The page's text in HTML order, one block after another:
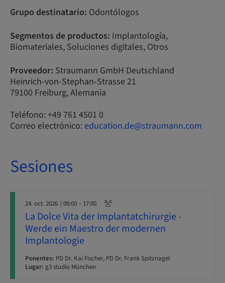
Grupo destinatario: Odontólogos
Segmentos de productos: Implantología,
Biomateriales, Soluciones digitales, Otros
Proveedor: Straumann GmbH Deutschland
Heinrich-von-Stephan-Strasse 21
79100 Freiburg, Alemania
Teléfono: +49 761 4501 0
Correo electrónico: education.de@straumann.com
Sesiones
24. oct. 2026 | 09:00 – 17:00
La Dolce Vita der Implantatchirurgie -
Werde ein Maestro der modernen
Implantologie
Ponentes: PD Dr. Kai Fischer, PD Dr. Frank Spitznagel
Lugar: g3 studio München